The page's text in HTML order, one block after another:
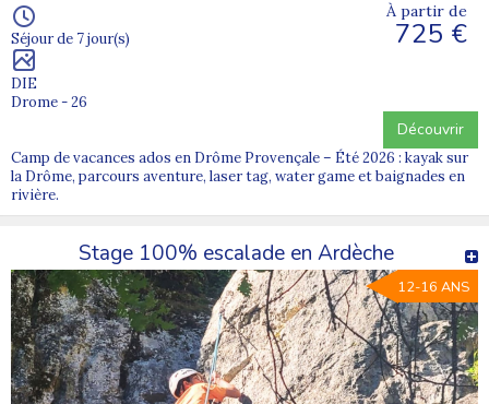
Séjour de 7 jour(s)
DIE
Drome - 26
À partir de
725 €
Découvrir
Camp de vacances ados en Drôme Provençale – Été 2026 : kayak sur
la Drôme, parcours aventure, laser tag, water game et baignades en
rivière.
Stage 100% escalade en Ardèche
12-16 ANS